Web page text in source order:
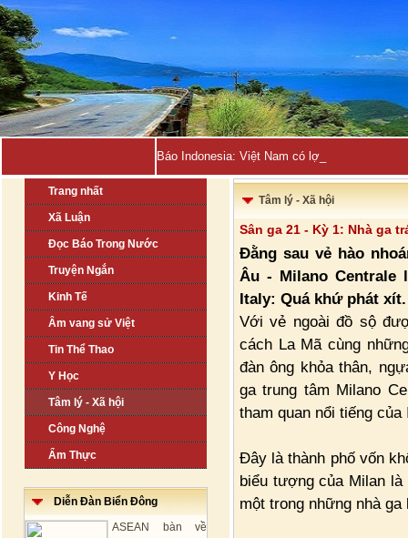
Báo Indonesia: Việt Nam có lợi thế trong cuộc
Trang nhất
Xã Luận
Đọc Báo Trong Nước
Truyện Ngắn
Kinh Tế
Âm vang sử Việt
Tin Thể Thao
Y Học
Tâm lý - Xã hội
Công Nghệ
Ẩm Thực
Diễn Đàn Biển Đông
ASEAN bàn về
Tâm lý - Xã hội
Sân ga 21 - Kỳ 1: Nhà ga
Đằng sau vẻ hào
Âu - Milano
Italy: Quá khứ phát xít.
Với vẻ ngoài đồ sộ
cách La Mã cùng
đàn ông khỏa thân,
ga trung tâm Milano
tham quan nổi tiếng của
Đây là thành phố vốn
biểu tượng của Milan
một trong những nhà